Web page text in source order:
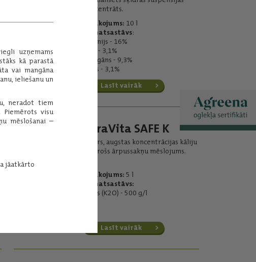
uzņemams
kā parastā
vai mangāna
ieliešanu un
neradot tiem
visu
mēslošanai –
jāatkārto
koncentrāts.
Iepakojums: 10 l
Pamatsastāvs:
magnijs - 16%
varš - 3,1%
mangāns - 9,3%
cinks - 3,1%
Lasīt vairāk
YaraVita SAFE K
Šķidrs, augstas koncentrācijas kāliju
saturošs ārpussakņu mēslojums.
Iepakojums: 5 l
Pamatsastāvs:
Kālijs (K2O) - 500 g/l
Lasīt vairāk